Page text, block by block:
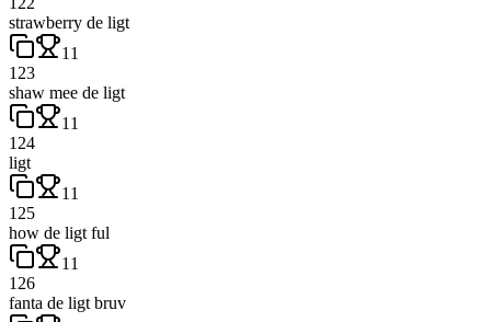
strawberry de ligt
11
123
shaw mee de ligt
11
124
ligt
11
125
how de ligt ful
11
126
fanta de ligt bruv